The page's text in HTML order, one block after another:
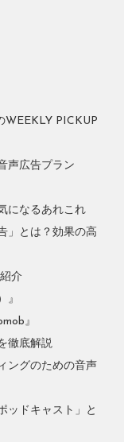
WEEKLY PICKUP
声広告プラン
になるあれこれ
」とは？効果の高
介
』
』
徹底解説
ングのための音声
ッドキャスト」と